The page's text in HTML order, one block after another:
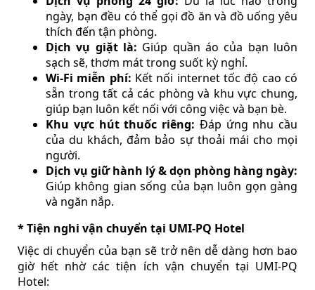
ngày, bạn đều có thể gọi đồ ăn và đồ uống yêu
thích đến tận phòng.
Dịch vụ giặt là: Giúp quần áo của bạn luôn
sạch sẽ, thơm mát trong suốt kỳ nghỉ.
Wi-Fi miễn phí: Kết nối internet tốc độ cao có
sẵn trong tất cả các phòng và khu vực chung,
giúp bạn luôn kết nối với công việc và bạn bè.
Khu vực hút thuốc riêng: Đáp ứng nhu cầu
của du khách, đảm bảo sự thoải mái cho mọi
người.
Dịch vụ giữ hành lý & dọn phòng hàng ngày:
Giúp không gian sống của bạn luôn gọn gàng
và ngăn nắp.
* Tiện nghi vận chuyển tại UMI-PQ Hotel
Việc di chuyển của bạn sẽ trở nên dễ dàng hơn bao
giờ hết nhờ các tiện ích vận chuyển tại UMI-PQ
Hotel: